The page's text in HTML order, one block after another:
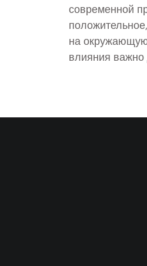
современной
на
влияния важно
экологически